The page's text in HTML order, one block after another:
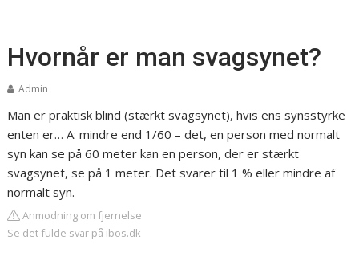
Hvornår er man svagsynet?
Admin
Man er praktisk blind (stærkt svagsynet), hvis ens synsstyrke
enten er… A: mindre end 1/60 – det, en person med normalt
syn kan se på 60 meter kan en person, der er stærkt
svagsynet, se på 1 meter. Det svarer til 1 % eller mindre af
normalt syn.
Anmodning om fjernelse
Se det fulde svar på ibos.dk